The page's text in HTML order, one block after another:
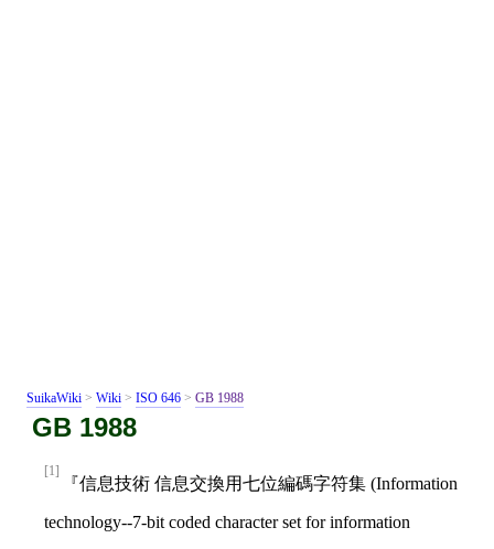
SuikaWiki > Wiki > ISO 646 > GB 1988
GB 1988
[1]
『信息技術 信息交換用七位編碼字符集 (Information
technology--7-bit coded character set for information